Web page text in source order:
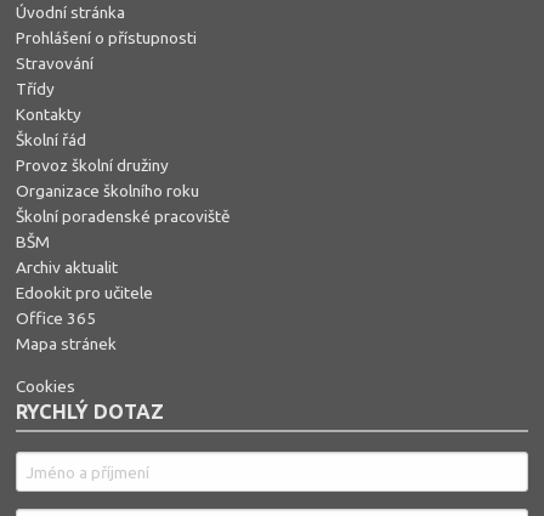
Úvodní stránka
Prohlášení o přístupnosti
Stravování
Třídy
Kontakty
Školní řád
Provoz školní družiny
Organizace školního roku
Školní poradenské pracoviště
BŠM
Archiv aktualit
Edookit pro učitele
Office 365
Mapa stránek
Cookies
RYCHLÝ DOTAZ